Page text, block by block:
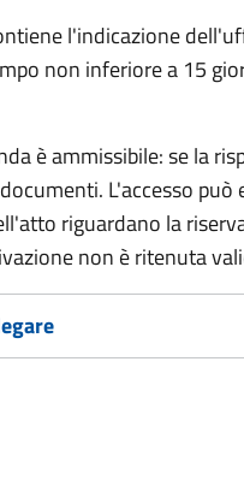
l'indicazione
non inferiore a 15
è ammissibile: se la
L'accesso può
riguardano la
non è ritenuta